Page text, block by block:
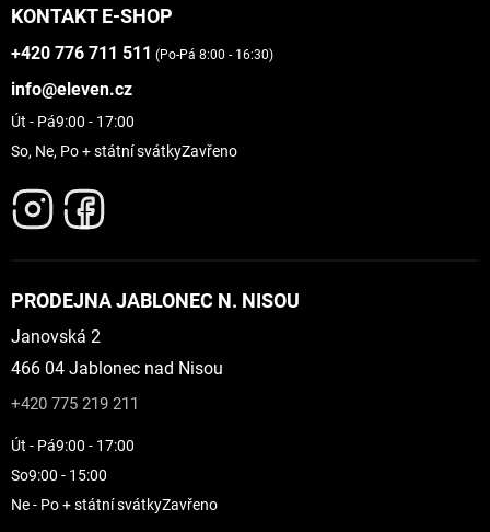
KONTAKT E-SHOP
+420 776 711 511 (Po-Pá 8:00 - 16:30)
info@eleven.cz
Út - Pá9:00 - 17:00
So, Ne, Po + státní svátkyZavřeno
PRODEJNA JABLONEC N. NISOU
Janovská 2
466 04 Jablonec nad Nisou
+420 775 219 211
Út - Pá9:00 - 17:00
So9:00 - 15:00
Ne - Po + státní svátkyZavřeno